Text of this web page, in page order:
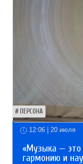
ПЕРСОНА
12:06 | 20 июля
«Музыка — это
гармонию и